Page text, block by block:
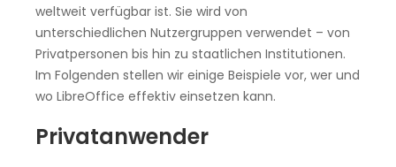
weltweit verfügbar ist. Sie wird von
unterschiedlichen Nutzergruppen verwendet – von
Privatpersonen bis hin zu staatlichen Institutionen.
Im Folgenden stellen wir einige Beispiele vor, wer und
wo LibreOffice effektiv einsetzen kann.
Privatanwender